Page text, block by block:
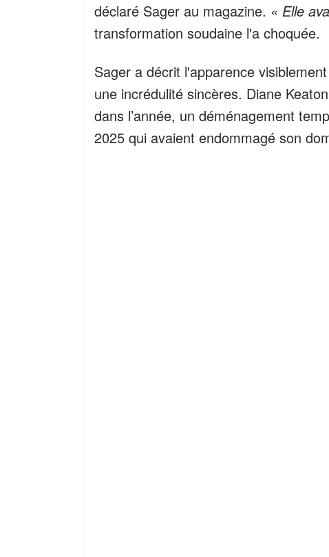
déclaré Sager au magazine. « Elle
transformation soudaine l'a choquée.
Sager a décrit l'apparence
une incrédulité sincères. Diane
dans l’année, un déménagement
2025 qui avaient endommagé son